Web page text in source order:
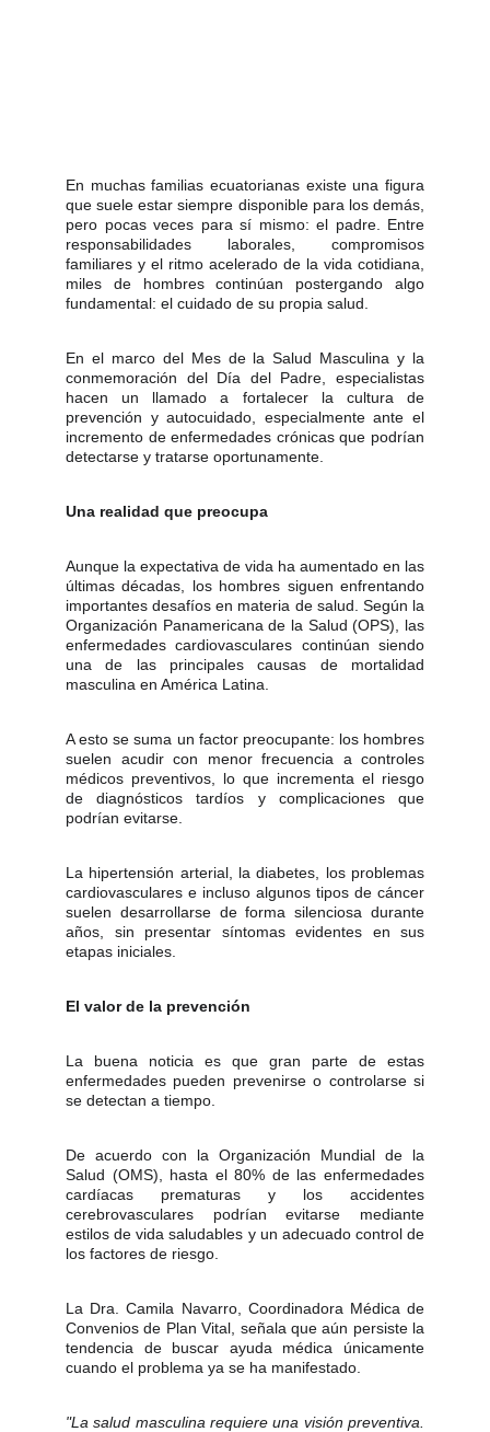
En muchas familias ecuatorianas existe una figura
que suele estar siempre disponible para los demás,
pero pocas veces para sí mismo: el padre. Entre
responsabilidades laborales, compromisos
familiares y el ritmo acelerado de la vida cotidiana,
miles de hombres continúan postergando algo
fundamental: el cuidado de su propia salud.
En el marco del Mes de la Salud Masculina y la
conmemoración del Día del Padre, especialistas
hacen un llamado a fortalecer la cultura de
prevención y autocuidado, especialmente ante el
incremento de enfermedades crónicas que podrían
detectarse y tratarse oportunamente.
Una realidad que preocupa
Aunque la expectativa de vida ha aumentado en las
últimas décadas, los hombres siguen enfrentando
importantes desafíos en materia de salud. Según la
Organización Panamericana de la Salud (OPS), las
enfermedades cardiovasculares continúan siendo
una de las principales causas de mortalidad
masculina en América Latina.
A esto se suma un factor preocupante: los hombres
suelen acudir con menor frecuencia a controles
médicos preventivos, lo que incrementa el riesgo
de diagnósticos tardíos y complicaciones que
podrían evitarse.
La hipertensión arterial, la diabetes, los problemas
cardiovasculares e incluso algunos tipos de cáncer
suelen desarrollarse de forma silenciosa durante
años, sin presentar síntomas evidentes en sus
etapas iniciales.
El valor de la prevención
La buena noticia es que gran parte de estas
enfermedades pueden prevenirse o controlarse si
se detectan a tiempo.
De acuerdo con la Organización Mundial de la
Salud (OMS), hasta el 80% de las enfermedades
cardíacas prematuras y los accidentes
cerebrovasculares podrían evitarse mediante
estilos de vida saludables y un adecuado control de
los factores de riesgo.
La Dra. Camila Navarro, Coordinadora Médica de
Convenios de Plan Vital, señala que aún persiste la
tendencia de buscar ayuda médica únicamente
cuando el problema ya se ha manifestado.
"La salud masculina requiere una visión preventiva.